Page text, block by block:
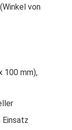
von
100 mm),